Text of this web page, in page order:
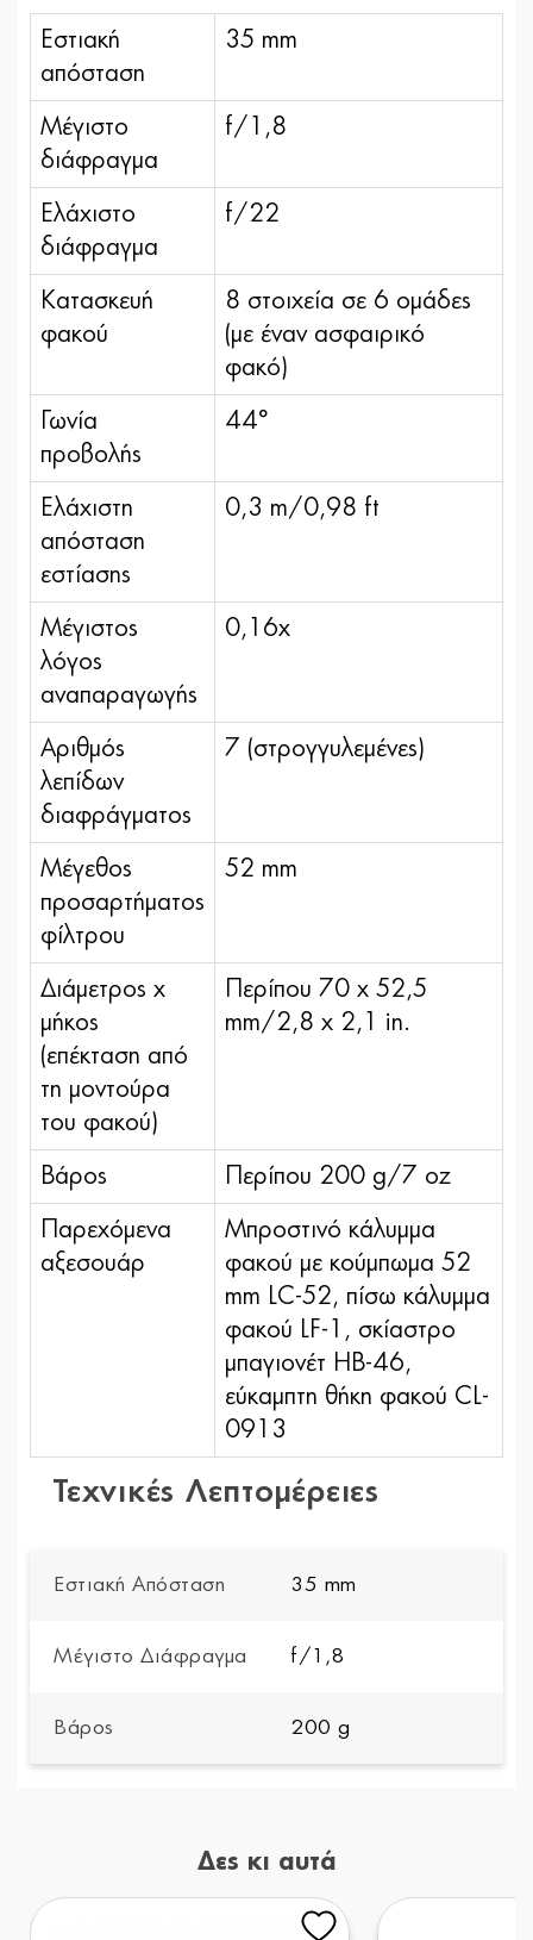
Εστιακή
απόσταση
35 mm
Μέγιστο
διάφραγμα
f/1,8
Ελάχιστο
διάφραγμα
f/22
Κατασκευή
φακού
8 στοιχεία σε 6 ομάδες
(με έναν ασφαιρικό
φακό)
Γωνία
προβολής
44°
Ελάχιστη
απόσταση
εστίασης
0,3 m/0,98 ft
Μέγιστος
λόγος
αναπαραγωγής
0,16x
Αριθμός
λεπίδων
διαφράγματος
7 (στρογγυλεμένες)
Μέγεθος
προσαρτήματος
φίλτρου
52 mm
Διάμετρος x
μήκος
(επέκταση από
τη μοντούρα
του φακού)
Περίπου 70 x 52,5
mm/2,8 x 2,1 in.
Βάρος Περίπου 200 g/7 oz
Παρεχόμενα
αξεσουάρ
Μπροστινό κάλυμμα
φακού με κούμπωμα 52
mm LC-52, πίσω κάλυμμα
φακού LF-1, σκίαστρο
μπαγιονέτ HB-46,
εύκαμπτη θήκη φακού CL-
0913
Τεχνικές Λεπτομέρειες
Εστιακή Απόσταση 35 mm
Μέγιστο Διάφραγμα f/1,8
Βάρος 200 g
Δες κι αυτά